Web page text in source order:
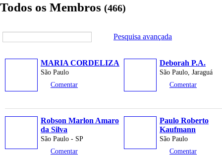
Todos os Membros (466)
Pesquisa avançada
MARIA CORDELIZA
São Paulo
Comentar
Deborah P.A.
São Paulo, Jaraguá
Comentar
Robson Marlon Amaro
da Silva
São Paulo - SP
Comentar
Paulo Roberto
Kaufmann
São Paulo
Comentar